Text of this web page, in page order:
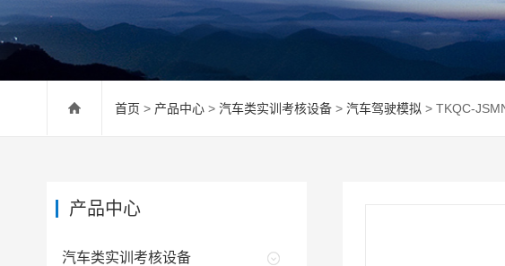
首页 > 产品中心 > 汽车类实训考核设备 > 汽车驾驶模拟 > TKQC-
产品中心
汽车类实训考核设备